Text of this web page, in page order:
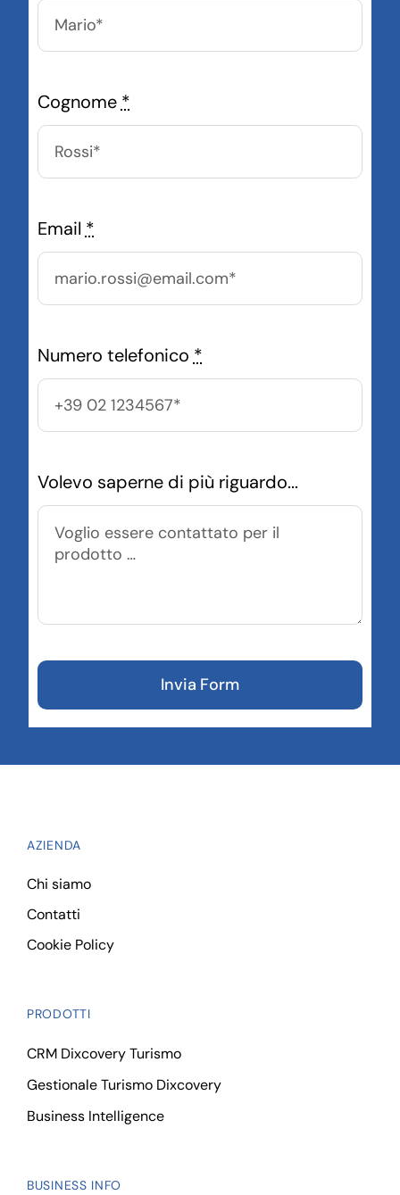
Cognome *
Email *
Numero telefonico *
Volevo saperne di più riguardo...
Invia Form
AZIENDA
Chi siamo
Contatti
Cookie Policy
PRODOTTI
CRM Dixcovery Turismo
Gestionale Turismo Dixcovery
Business Intelligence
BUSINESS INFO